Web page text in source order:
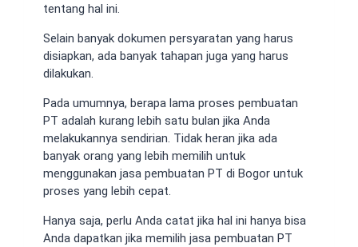
tentang hal ini.
Selain banyak dokumen persyaratan yang harus
disiapkan, ada banyak tahapan juga yang harus
dilakukan.
Pada umumnya, berapa lama proses pembuatan
PT adalah kurang lebih satu bulan jika Anda
melakukannya sendirian. Tidak heran jika ada
banyak orang yang lebih memilih untuk
menggunakan jasa pembuatan PT di Bogor untuk
proses yang lebih cepat.
Hanya saja, perlu Anda catat jika hal ini hanya bisa
Anda dapatkan jika memilih jasa pembuatan PT